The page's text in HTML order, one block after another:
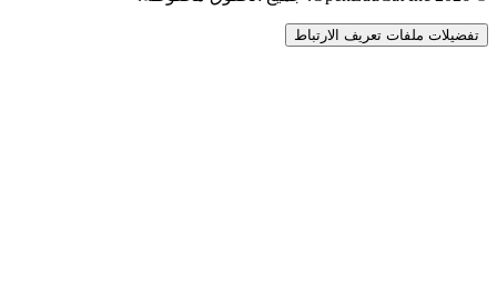
تفضيلات ملفات تعريف الارتباط